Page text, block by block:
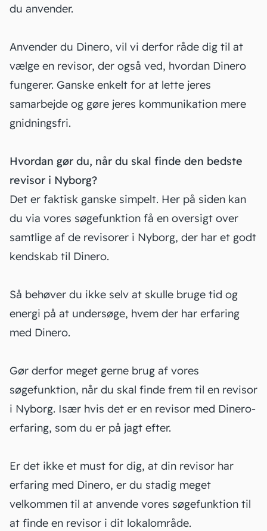
du anvender.
Anvender du Dinero, vil vi derfor råde dig til at
vælge en revisor, der også ved, hvordan Dinero
fungerer. Ganske enkelt for at lette jeres
samarbejde og gøre jeres kommunikation mere
gnidningsfri.
Hvordan gør du, når du skal finde den bedste
revisor i Nyborg?
Det er faktisk ganske simpelt. Her på siden kan
du via vores søgefunktion få en oversigt over
samtlige af de revisorer i Nyborg, der har et godt
kendskab til Dinero.
Så behøver du ikke selv at skulle bruge tid og
energi på at undersøge, hvem der har erfaring
med Dinero.
Gør derfor meget gerne brug af vores
søgefunktion, når du skal finde frem til en revisor
i Nyborg. Især hvis det er en revisor med Dinero-
erfaring, som du er på jagt efter.
Er det ikke et must for dig, at din revisor har
erfaring med Dinero, er du stadig meget
velkommen til at anvende vores søgefunktion til
at finde en revisor i dit lokalområde.